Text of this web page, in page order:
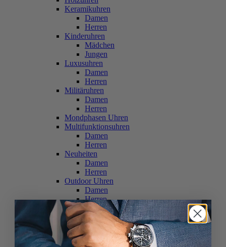
Keramikuhren
Damen
Herren
Kinderuhren
Mädchen
Jungen
Luxusuhren
Damen
Herren
Militäruhren
Damen
Herren
Mondphasen Uhren
Multifunktionsuhren
Damen
Herren
Neuheiten
Damen
Herren
Outdoor Uhren
Damen
Herren
Schweizer Uhren
Damen
Herren
Skelettuhren
Damen